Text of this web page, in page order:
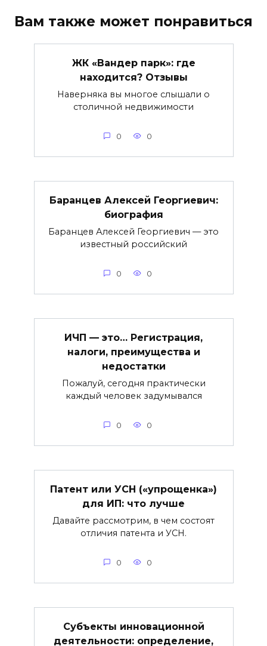
Вам также может понравиться
ЖК «Вандер парк»: где
находится? Отзывы
Наверняка вы многое слышали о
столичной недвижимости
0 0
Баранцев Алексей Георгиевич:
биография
Баранцев Алексей Георгиевич — это
известный российский
0 0
ИЧП — это… Регистрация,
налоги, преимущества и
недостатки
Пожалуй, сегодня практически
каждый человек задумывался
0 0
Патент или УСН («упрощенка»)
для ИП: что лучше
Давайте рассмотрим, в чем состоят
отличия патента и УСН.
0 0
Субъекты инновационной
деятельности: определение,